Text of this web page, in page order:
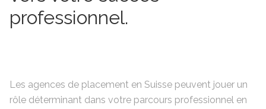
professionnel.
Les agences de placement en Suisse peuvent jouer un
rôle déterminant dans votre parcours professionnel en